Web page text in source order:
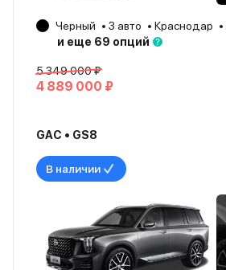
Черный 3 авто Краснодар
и еще 69 опций
5 349 000 ₽
4 889 000 ₽
GAC • GS8
В наличии